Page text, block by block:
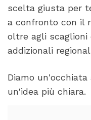
scelta giusta per
a confronto con il
oltre agli scaglioni
addizionali
Diamo
un'idea più chiara.